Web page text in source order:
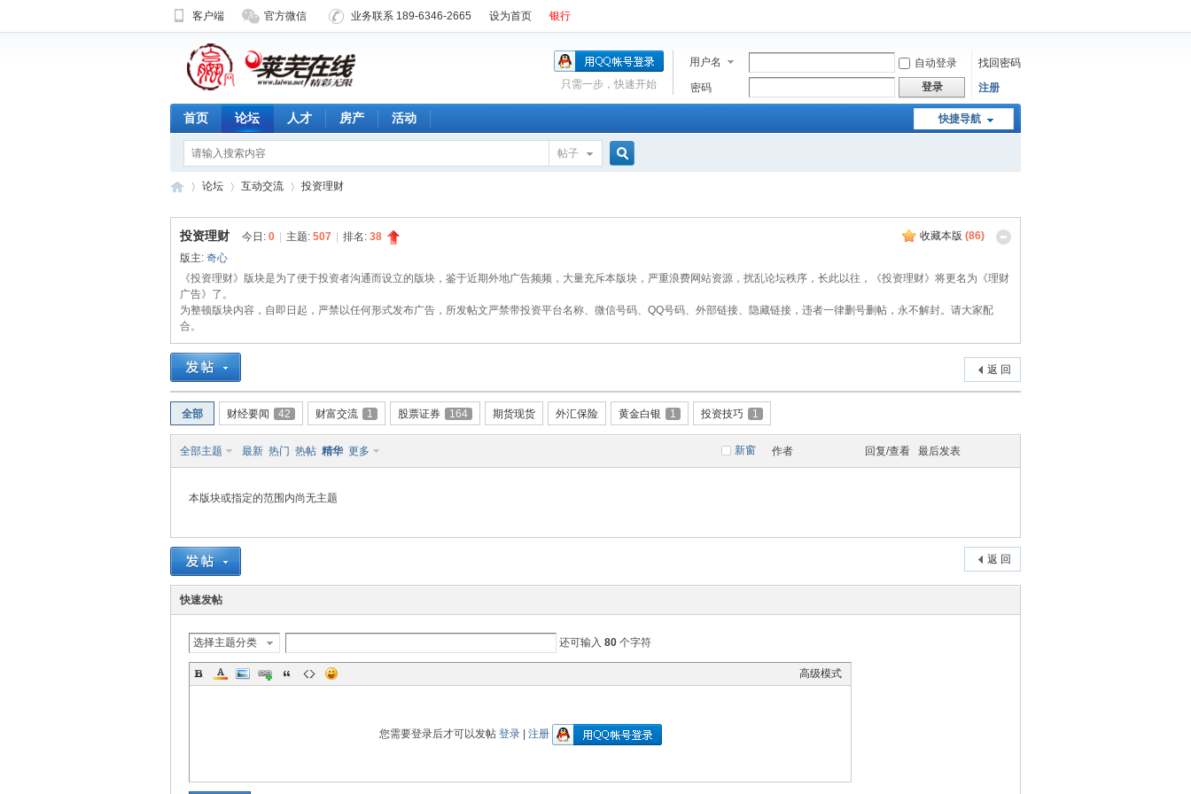
客户端 官方微信 业务联系 189-6346-2665 设为首页 银行
用户名 自动登录
找回密码
密码
登录 注册
只需一步，快速开始
快捷导航
首页 论坛 人才 房产 活动
帖子
济
在
»
论坛
›
互动交流 投资理财
收藏本版 (86)
投资理财 今日: 0 主题: 507 排名: 38
版主: 奇心
《投资理财》版块是为了便于投资者沟通而设立的版块，鉴于近期外地广告频频，大量充斥本版块，严重浪费网站资源，扰乱论坛秩序，长此以往，《投资理财》将更名为《理财
广告》了。
为整顿版块内容，自即日起，严禁以任何形式发布广告，所发帖文严禁带投资平台名称、微信号码、QQ号码、外部链接、隐藏链接，违者一律删号删帖，永不解封。请大家配
合。
返 回
全部 财经要闻 42 财富交流 1 股票证券 164 期货现货 外汇保险 黄金白银 1 投资技巧 1
新窗
全部主题 最新 热门 热帖 精华 更多 作者 回复/查看 最后发表
本版块或指定的范围内尚无主题
返 回
快速发帖
选择主题分类 还可输入 80 个字符
高级模式
您需要登录后才可以发帖 登录| 注册